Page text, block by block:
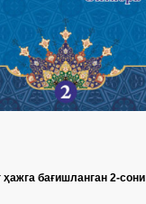
бағишланган 2-сони